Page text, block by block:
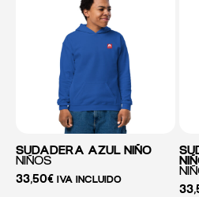
SUDADERA AZUL NIÑO
NIÑOS
33,50€ IVA INCLUIDO